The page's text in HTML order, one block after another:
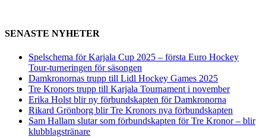
SENASTE NYHETER
Spelschema för Karjala Cup 2025 – första Euro Hockey
Tour-turneringen för säsongen
Damkronornas trupp till Lidl Hockey Games 2025
Tre Kronors trupp till Karjala Tournament i november
Erika Holst blir ny förbundskapten för Damkronorna
Rikard Grönborg blir Tre Kronors nya förbundskapten
Sam Hallam slutar som förbundskapten för Tre Kronor – blir
klubblagstränare